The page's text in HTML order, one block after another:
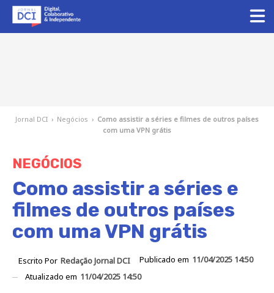
Jornal DCI › Negócios › Como assistir a séries e filmes de outros países
com uma VPN grátis
NEGÓCIOS
Como assistir a séries e
filmes de outros países
com uma VPN grátis
Escrito Por Redação Jornal DCI Publicado em 11/04/2025 14:50
Atualizado em 11/04/2025 14:50